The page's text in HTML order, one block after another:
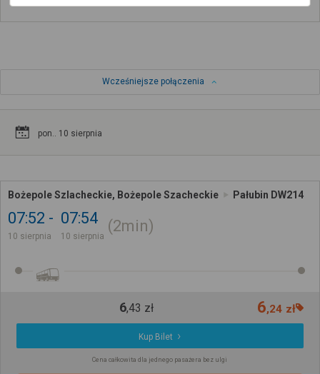
Wcześniejsze połączenia
pon.. 10 sierpnia
Bożepole Szlacheckie, Bożepole Szacheckie Pałubin DW214
07:52
10 sierpnia
07:54
10 sierpnia
2min
6,43 zł 6,24 zł
Kup Bilet
Cena całkowita dla jednego pasażera bez ulgi